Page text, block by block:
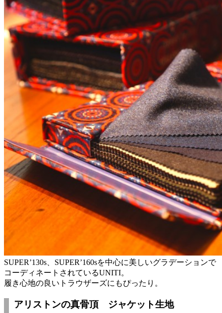
SUPER’130s、SUPER’160sを中心に美しいグラデーションで
コーディネートされているUNITI。
履き心地の良いトラウザーズにもぴったり。
アリストンの真骨頂 ジャケット生地